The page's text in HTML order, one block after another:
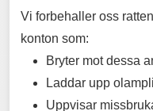
Vi forbehaller oss
konton som:
Bryter mot dessa
Laddar upp
Uppvisar